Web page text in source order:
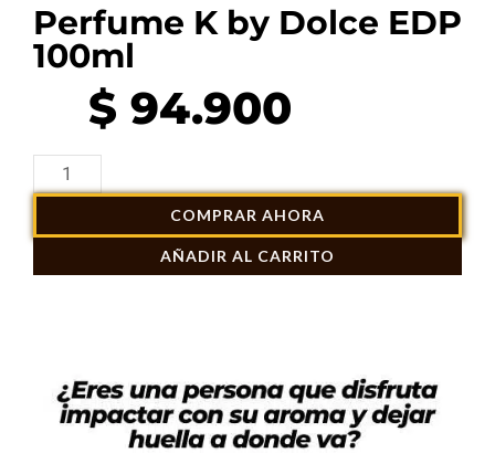
Perfume K by Dolce EDP
100ml
$ 94.900
Perfume
K
by
Dolce
cantidad
COMPRAR AHORA
AÑADIR AL CARRITO